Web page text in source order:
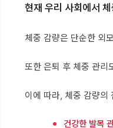
현재 우리 사회에서
체중 감량은 단순한 외
또한 은퇴 후 체중 관리
이에 따라, 체중 감량의
건강한 발목